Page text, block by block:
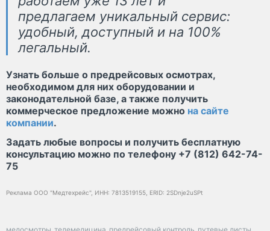
предлагаем уникальный сервис:
удобный, доступный и на 100%
легальный.
Узнать больше о предрейсовых осмотрах,
необходимом для них оборудовании и
законодательной базе, а также получить
коммерческое предложение можно на сайте
компании.
Задать любые вопросы и получить бесплатную
консультацию можно по телефону +7 (812) 642-74-
75
Реклама ООО "Медтехрейс", ИНН: 7813519155, ERID: 2SDnje2uSPt